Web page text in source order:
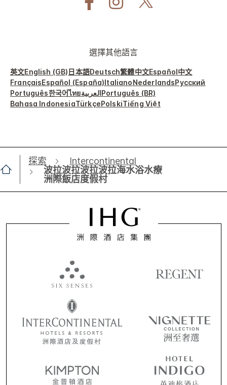
選擇其他語言
英文English (GB)日本語Deutsch繁體中文Español中文
FrançaisEspañol (España)ItalianoNederlandsРусский
Português한국어ไทยالعربيةPortuguês (BR)
Bahasa IndonesiaTürkçePolskiTiếng Việt
探索
Intercontinental
波拉波拉波拉波拉海水浴水療
洲際飯店度假村